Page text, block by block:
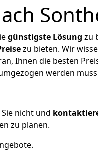
günstigste Lösung zu
zu bieten. Wir
Ihnen die besten
werden
nicht und
zu planen.